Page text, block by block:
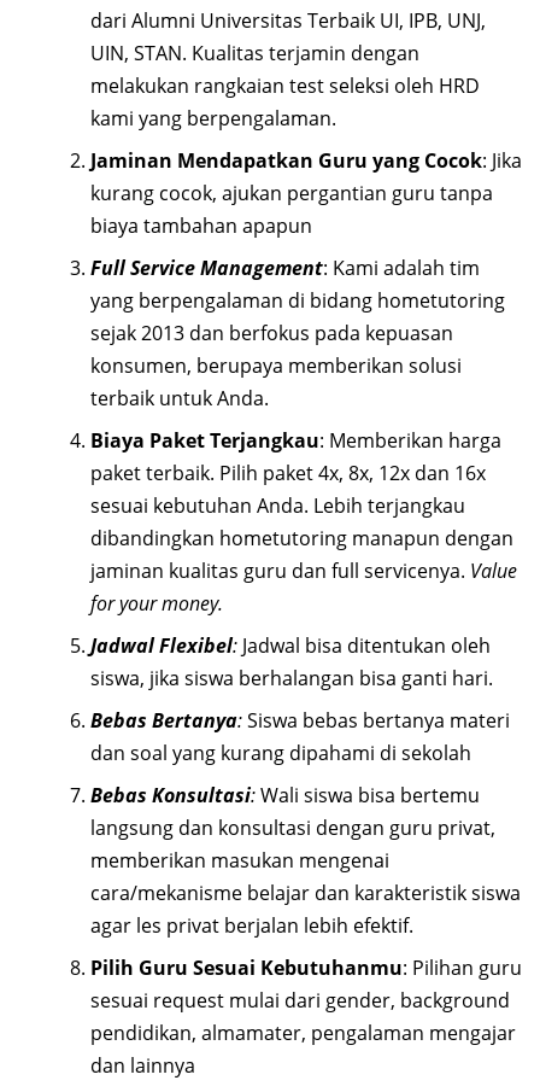
dari Alumni Universitas Terbaik UI, IPB, UNJ,
UIN, STAN. Kualitas terjamin dengan
melakukan rangkaian test seleksi oleh HRD
kami yang berpengalaman.
Jaminan Mendapatkan Guru yang Cocok: Jika
kurang cocok, ajukan pergantian guru tanpa
biaya tambahan apapun
Full Service Management: Kami adalah tim
yang berpengalaman di bidang hometutoring
sejak 2013 dan berfokus pada kepuasan
konsumen, berupaya memberikan solusi
terbaik untuk Anda.
Biaya Paket Terjangkau: Memberikan harga
paket terbaik. Pilih paket 4x, 8x, 12x dan 16x
sesuai kebutuhan Anda. Lebih terjangkau
dibandingkan hometutoring manapun dengan
jaminan kualitas guru dan full servicenya. Value
for your money.
Jadwal Flexibel: Jadwal bisa ditentukan oleh
siswa, jika siswa berhalangan bisa ganti hari.
Bebas Bertanya:Siswa bebas bertanya materi
dan soal yang kurang dipahami di sekolah
Bebas Konsultasi:Wali siswa bisa bertemu
langsung dan konsultasi dengan guru privat,
memberikan masukan mengenai
cara/mekanisme belajar dan karakteristik siswa
agar les privat berjalan lebih efektif.
Pilih Guru Sesuai Kebutuhanmu: Pilihan guru
sesuai request mulai dari gender, background
pendidikan, almamater, pengalaman mengajar
dan lainnya